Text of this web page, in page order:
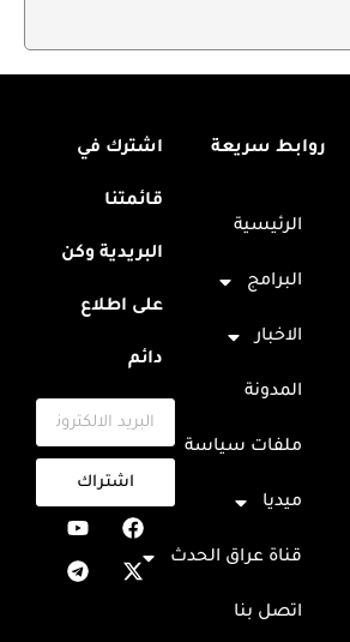
روابط سريعة
الرئيسية
البرامج
الاخبار
المدونة
ملفات سياسة
ميديا
قناة عراق الحدث
اتصل بنا
اشترك في
قائمتنا
البريدية وكن
على اطلاع
دائم
اشتراك